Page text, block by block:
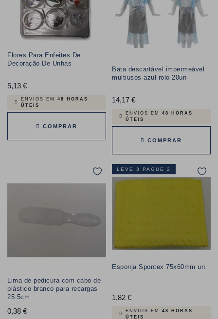
Flores Para Enfeites De
Decoração De Unhas
5,13 €Preço
ENVIOS EM 48 HORAS
ÚTEIS
COMPRAR
Bata descartável impermeável
multiusos azul rolo 20un
14,17 €Preço
ENVIOS EM 48 HORAS
ÚTEIS
COMPRAR
Lima de pedicura com cabo de
plástico branco para recargas
25.5cm
0,38 €Preço
LEVE 3 PAGUE 2
Esponja Spontex 75x60mm un
1,82 €Preço
ENVIOS EM 48 HORAS
ÚTEIS